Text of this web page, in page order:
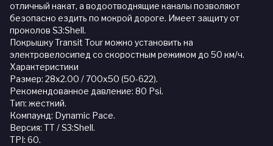
отличный накат, а водоотводнящие каналы позволяют
безопасно ездить по мокрой дороге. Имеет защиту от
проколов S3:Shell.
Покрышку Transit Tour можно установить на
электровелосипед со скоростным режимом до 50 км/ч.
Характеристики
Размер: 28x2.00 / 700x50 (50-622).
Рекомендованное давление: 80 Psi.
Тип: жесткий.
Компаунд: Dynamic Pace.
Версия: TT / S3:Shell.
ТPI: 60.